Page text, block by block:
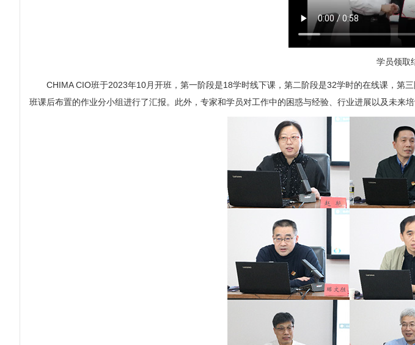
学员领取
CHIMA CIO班于2023年10月开班，第一阶段是18学时线下课，第二阶段是32学时的在线课，第
班课后布置的作业分小组进行了汇报。此外，专家和学员对工作中的困惑与经验、行业进展以及未来